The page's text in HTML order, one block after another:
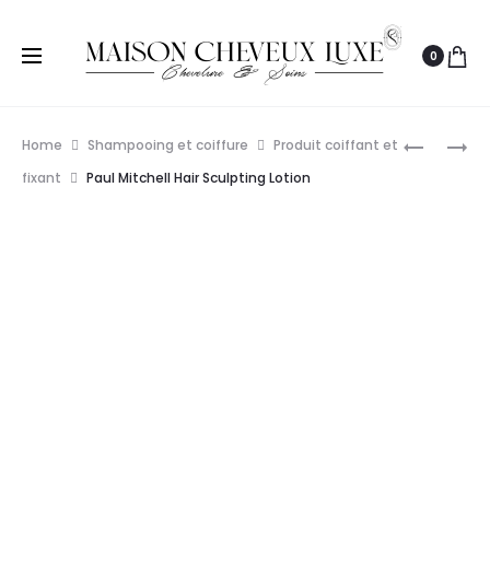
0
Home Shampooing et coiffure
Produit coiffant et
fixant
Paul Mitchell Hair Sculpting Lotion